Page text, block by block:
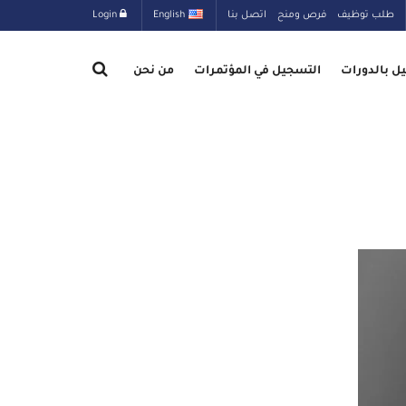
طلب توظيف فرص ومنح اتصل بنا English
بالدورات التسجيل في المؤتمرات من نحن